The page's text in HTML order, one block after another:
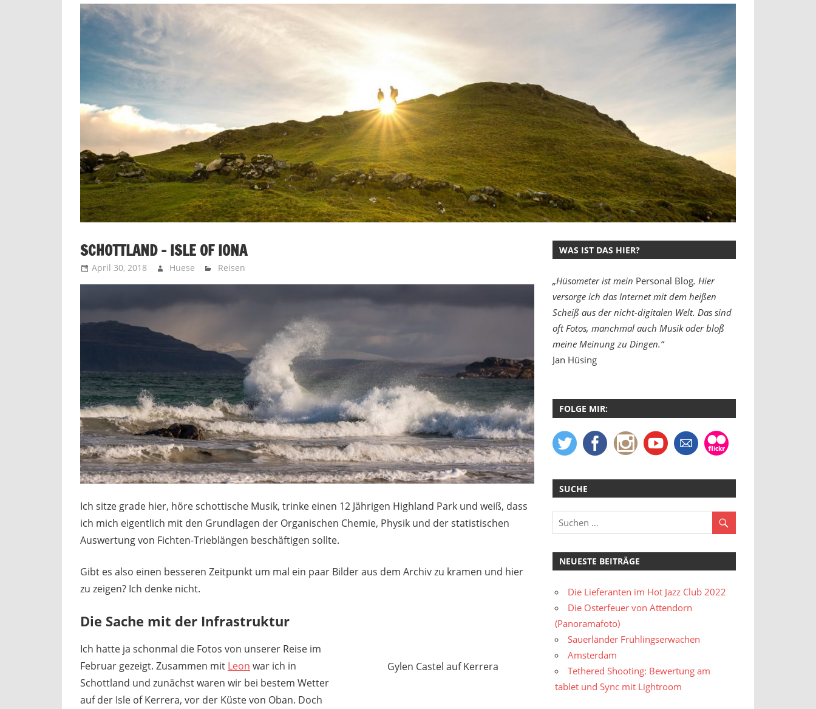
SCHOTTLAND – ISLE OF IONA
April 30, 2018 Huese Reisen
Ich sitze grade hier, höre schottische Musik, trinke einen 12 Jährigen Highland Park und weiß, dass
ich mich eigentlich mit den Grundlagen der Organischen Chemie, Physik und der statistischen
Auswertung von Fichten-Trieblängen beschäftigen sollte.
Gibt es also einen besseren Zeitpunkt um mal ein paar Bilder aus dem Archiv zu kramen und hier
zu zeigen? Ich denke nicht.
Die Sache mit der Infrastruktur
Gylen Castel auf Kerrera
Ich hatte ja schonmal die Fotos von unserer Reise im
Februar gezeigt. Zusammen mit Leon war ich in
Schottland und zunächst waren wir bei bestem Wetter
auf der Isle of Kerrera, vor der Küste von Oban. Doch
WAS IST DAS HIER?
„Hüsometer ist mein Personal Blog. Hier
versorge ich das Internet mit dem heißen
Scheiß aus der nicht-digitalen Welt. Das sind
oft Fotos, manchmal auch Musik oder bloß
meine Meinung zu Dingen.“
Jan Hüsing
FOLGE MIR:
SUCHE
NEUESTE BEITRÄGE
Die Lieferanten im Hot Jazz Club 2022
Die Osterfeuer von Attendorn
(Panoramafoto)
Sauerländer Frühlingserwachen
Amsterdam
Tethered Shooting: Bewertung am
tablet und Sync mit Lightroom